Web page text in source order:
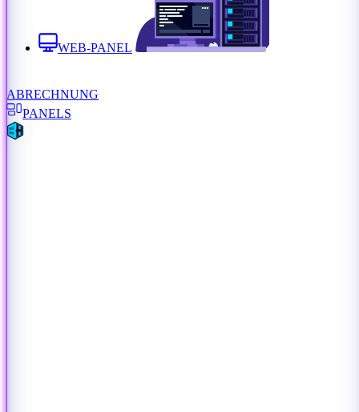
WEB-PANEL
ABRECHNUNG
PANELS